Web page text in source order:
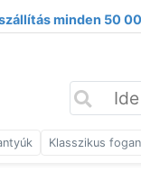
minden 50
Klasszikus